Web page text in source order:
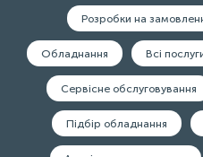
Розробки на
Обладнання Всі
Сервісне обслуговування
Підбір обладнання